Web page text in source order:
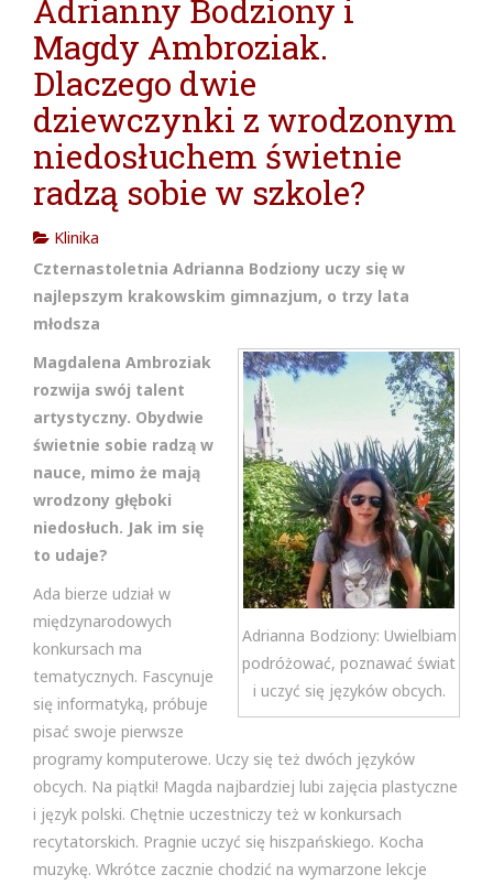
Adrianny Bodziony i
Magdy Ambroziak.
Dlaczego dwie
dziewczynki z wrodzonym
niedosłuchem świetnie
radzą sobie w szkole?
Klinika
Czternastoletnia Adrianna Bodziony uczy się w
najlepszym krakowskim gimnazjum, o trzy lata
młodsza
Adrianna Bodziony: Uwielbiam
podróżować, poznawać świat
i uczyć się języków obcych.
Magdalena Ambroziak
rozwija swój talent
artystyczny. Obydwie
świetnie sobie radzą w
nauce, mimo że mają
wrodzony głęboki
niedosłuch. Jak im się
to udaje?
Ada bierze udział w
międzynarodowych
konkursach ma
tematycznych. Fascynuje
się informatyką, próbuje
pisać swoje pierwsze
programy komputerowe. Uczy się też dwóch języków
obcych. Na piątki! Magda najbardziej lubi zajęcia plastyczne
i język polski. Chętnie uczestniczy też w konkursach
recytatorskich. Pragnie uczyć się hiszpańskiego. Kocha
muzykę. Wkrótce zacznie chodzić na wymarzone lekcje